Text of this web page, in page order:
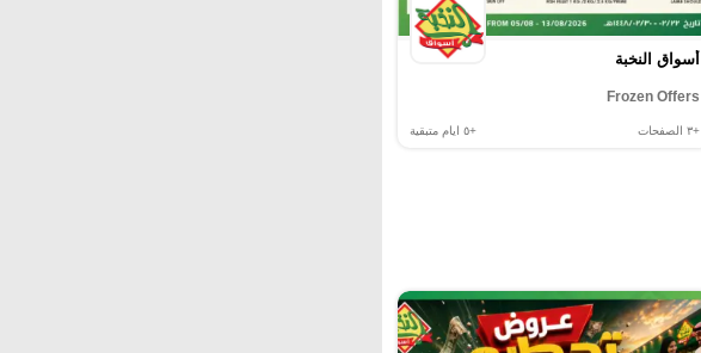
أسواق النخبة
Frozen Offers
+٣ الصفحات +٥ ايام متبقية